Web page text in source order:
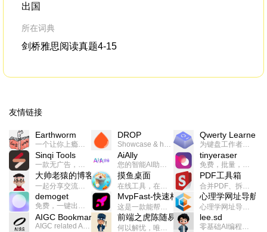
出国
所在词典
剑桥雅思阅读真题4-15
友情链接
Earthworm
一个让你上瘾的英语学习工具，使用 连词成句 、 i + 1 、 以终为始等学习理论来帮助你习得英语，通过不断的重复形成肌肉记忆，最重要的是 游戏化 的形式让学习英语从此不再痛苦
DROP
Showcase & host your work in extraordinary ways.不限速文件分享，托管，建站平台
Qwerty Learner
为键盘工作者设计的单词与肌肉记忆锻炼软件
Sinqi Tools
一款无广告，界面清爽的神奇在线小工具集合，范围包括但不限于：开发，设计，日常生活等
AiAlly
您的智能AI助手解决方案。提供24/7全天候的高效虚拟员工服务，助力个人和组织提升生产力、激发创新潜能。
tinyeraser
免费，批量，快速，一键换背景的桌面软件
大帅老猿的博客
一起分享交流生活学习，出海赚钱，编程技术，远程工作，优秀产品等相关话题。希望大家都能有所收获。
摸鱼桌面
在线工具，在线游戏，电影，小说各种有趣的资源这里都有
PDF工具箱
合并PDF、拆分PDF、旋转PDF、裁剪PDF、转换PDF、加密PDF、解密PDF、PDF加水印等多种PDF处理功能
demoget
免费，一键出成片的录屏Demo软件。支持4K导出，立即下载使用。
MvpFast-快速构建网站应用
这是一款能帮助你快速构建个人网站的应用，使用最新的前端技术栈，集成登录、鉴权、手机、邮箱、数据库、博客、文章、支付等等网站所需要的功能，你只需要花几个小时开发你的核心功能就可以上线，一次购买，永久拥有
心理学网址导航
心理学网址导航(psyhhub.org),着力打造国内心理学资源平台，是一个心理学网址资源大全，提供心理学学习,心理学考研,英语自学,计算机自学等众多学习内容。
AIGC Bookmarks
AIGC related Academy/Project bookmarks . Powered by Notion AI (Claude, ChatGPT).
前端之虎陈随易
何以解忧，唯有代码。不忘初心，方得始终。
lee.sd
零基础AI编程整活儿，跟SimbaLee用AI一起每天写点儿好玩儿的！iSay中每天还会有鲜吐槽、财经快讯、抽奖福利。喜欢就在页面“点赞”，不喜欢可以“点呸”喔！